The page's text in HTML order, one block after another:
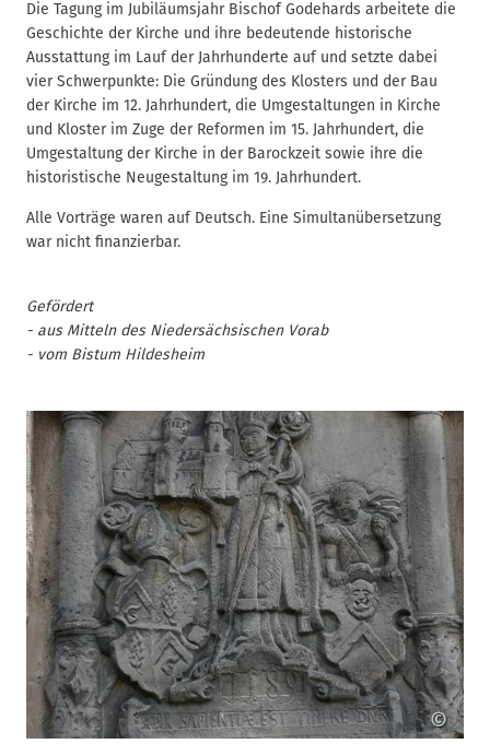
Die Tagung im Jubiläumsjahr Bischof Godehards arbeitete die
Geschichte der Kirche und ihre bedeutende historische
Ausstattung im Lauf der Jahrhunderte auf und setzte dabei
vier Schwerpunkte: Die Gründung des Klosters und der Bau
der Kirche im 12. Jahrhundert, die Umgestaltungen in Kirche
und Kloster im Zuge der Reformen im 15. Jahrhundert, die
Umgestaltung der Kirche in der Barockzeit sowie ihre die
historistische Neugestaltung im 19. Jahrhundert.
Alle Vorträge waren auf Deutsch. Eine Simultanübersetzung
war nicht finanzierbar.
Gefördert
- aus Mitteln des Niedersächsischen Vorab
- vom Bistum Hildesheim
©